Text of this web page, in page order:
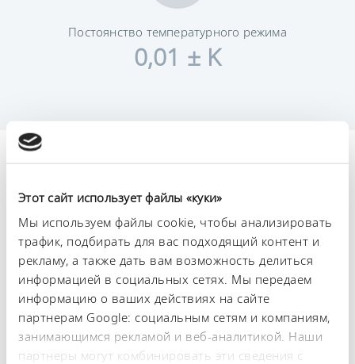
Этот сайт использует файлы «куки»
Мы используем файлы cookie, чтобы анализировать
трафик, подбирать для вас подходящий контент и
рекламу, а также дать вам возможность делиться
информацией в социальных сетях. Мы передаем
информацию о ваших действиях на сайте
партнерам Google: социальным сетям и компаниям,
занимающимся рекламой и веб-аналитикой. Наши
партнеры могут комбинировать эти сведения с
Постоянство температурного режима
0,01 ± K
Технические
характеристики (согл.
DIN 12876)
Диапазон рабочих температур
-35 ... 200 °C
Рабочий диапазон температур
-35 ... 200 °C